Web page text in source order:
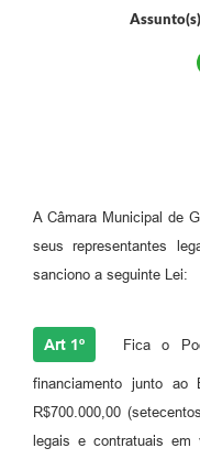
A Câmara Municipal de
seus representantes
sanciono a seguinte Lei:
Art 1º Fica o
financiamento junto
R$700.000,00
legais e contratuais